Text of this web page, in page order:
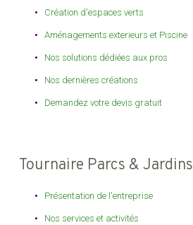
Création d'espaces verts
Aménagements exterieurs et Piscine
Nos solutions dédiées aux pros
Nos dernières créations
Demandez votre devis gratuit
Tournaire Parcs & Jardins
Présentation de l'entreprise
Nos services et activités